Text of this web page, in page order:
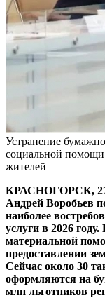
Устранение
социальной
жителей
КРАСНОГОРСК, 27
Андрей Воробьев
наиболее
услуги в 2026
материальной
предоставлении
Сейчас около 30
оформляются на
млн льготников